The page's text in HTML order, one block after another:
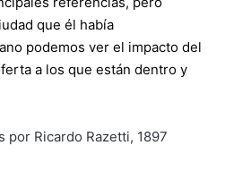
que él había
podemos ver el impacto del
a los que están dentro y